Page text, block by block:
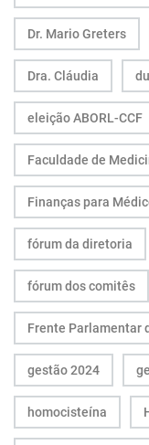
Dr. Mario Greters
Dra. Cláudia
eleição ABORL-CCF
Faculdade de
Finanças para
fórum da diretoria
fórum dos comitês
Frente Parlamentar
gestão 2024
homocisteína